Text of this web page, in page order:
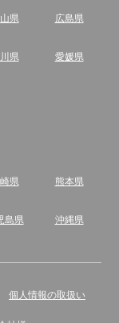
県 広島県
県 愛媛県
県 熊本県
島県 沖縄県
個人情報の取扱い